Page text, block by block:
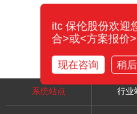
系统站点 行业
itc 保伦股份欢迎
合>或<方案报价>
现在咨询 稍